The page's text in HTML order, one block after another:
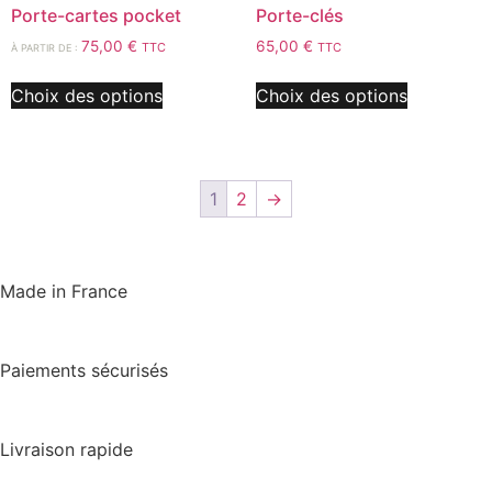
Porte-cartes pocket
À PARTIR DE : 75,00 € TTC
Choix des options
Porte-clés
65,00 € TTC
Choix des options
1 2 →
Made in France
Paiements sécurisés
Livraison rapide